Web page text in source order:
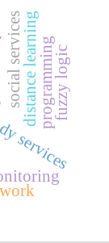
services
distance learningprogramming
social services fuzzy logic